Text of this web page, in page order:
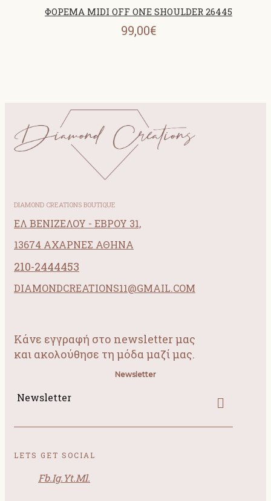
ΦΟΡΕΜΑ MIDI OFF ONE SHOULDER 26445
99,00€
DIAMOND CREATIONS BOUTIQUE
ΕΛ ΒΕΝΙΖΕΛΟΥ - ΕΒΡΟΥ 31,
13674 ΑΧΑΡΝΕΣ ΑΘΗΝΑ
210-2444453
DIAMONDCREATIONS11@GMAIL.COM
Κάνε εγγραφή στο newsletter μας
και ακολούθησε τη μόδα μαζί μας.
Newsletter
Newsletter
LETS GET SOCIAL
Fb.Ig.Yt.Ml.